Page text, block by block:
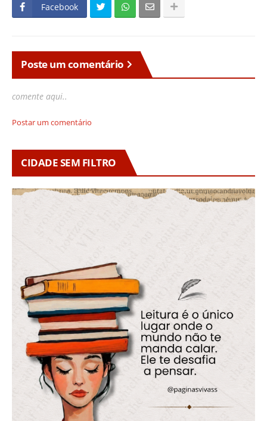
Facebook
Poste um comentário
comente aqui..
Postar um comentário
CIDADE SEM FILTRO